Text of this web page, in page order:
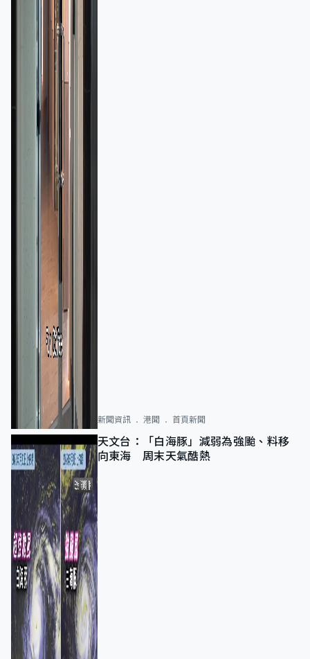
新聞資訊 港聞 首頁新聞
天文台：「白海豚」減弱為強颱、料移
向東海 周末天氣酷熱